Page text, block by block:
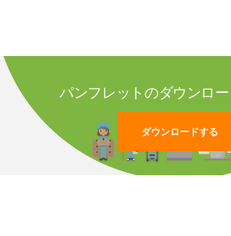
パンフレットのダウンロ
ダウンロードする